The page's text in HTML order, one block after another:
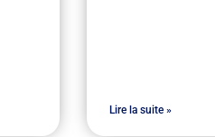
Lire la suite »